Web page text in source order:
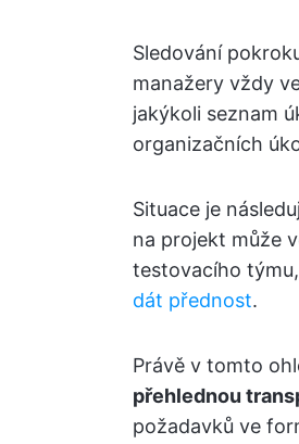
Sledování
manažery vždy
jakýkoli seznam
organizačních
Situace je
na projekt může
testovacího
dát přednost.
Právě v tomto
přehlednou
požadavků ve